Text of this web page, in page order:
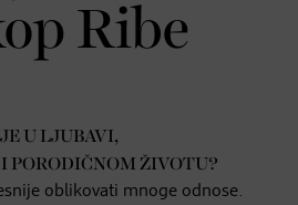
Ribe
U LJUBAVI,
PORODIČNOM ŽIVOTU?
oblikovati mnoge odnose.